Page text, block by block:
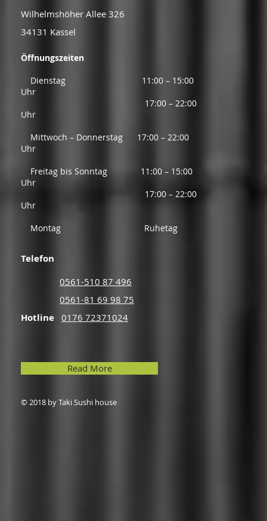
Wilhelmshöher Allee 326
34131 Kassel ​
Öffnungszeiten
Dienstag 11:00 – 15:00
Uhr
17:00 – 22:00
Uhr
Mittwoch – Donnerstag 17:00 – 22:00
Uhr
Freitag bis Sonntag 11:00 – 15:00
Uhr
17:00 – 22:00
Uhr
Montag Ruhetag
Telefon
0561-510 87 496​
0561-81 69 98 75
Hotline 0176 72371024
Read More
© 2018 by Taki Sushi house